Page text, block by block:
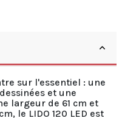
sur l'essentiel : une
et une
largeur de 61 cm et
le LIDO 120 LED est